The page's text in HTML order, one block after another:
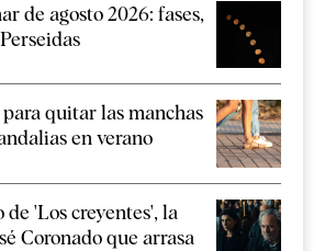
de agosto 2026: fases,
para quitar las manchas
en verano
'Los creyentes', la
Coronado que arrasa